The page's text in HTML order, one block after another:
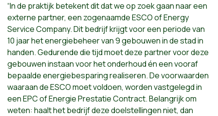
“In de praktijk betekent dit dat we op zoek gaan naar een
externe partner, een zogenaamde ESCO of Energy
Service Company. Dit bedrijf krijgt voor een periode van
10 jaar het energiebeheer van 9 gebouwen in de stad in
handen. Gedurende die tijd moet deze partner voor deze
gebouwen instaan voor het onderhoud én een vooraf
bepaalde energiebesparing realiseren. De voorwaarden
waaraan de ESCO moet voldoen, worden vastgelegd in
een EPC of Energie Prestatie Contract. Belangrijk om
weten: haalt het bedrijf deze doelstellingen niet, dan